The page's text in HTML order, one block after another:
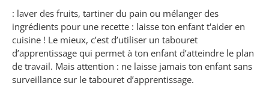
: laver des fruits, tartiner du pain ou mélanger des
ingrédients pour une recette : laisse ton enfant t'aider en
cuisine ! Le mieux, c’est d’utiliser un tabouret
d’apprentissage qui permet à ton enfant d’atteindre le plan
de travail. Mais attention : ne laisse jamais ton enfant sans
surveillance sur le tabouret d’apprentissage.